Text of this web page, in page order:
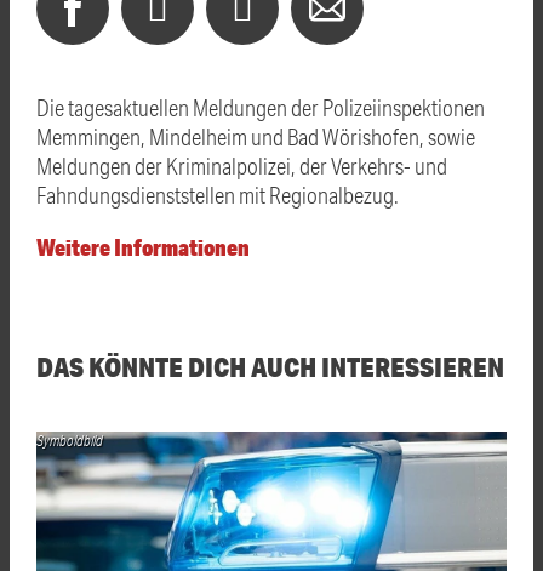
Die tagesaktuellen Meldungen der Polizeiinspektionen
Memmingen, Mindelheim und Bad Wörishofen, sowie
Meldungen der Kriminalpolizei, der Verkehrs- und
Fahndungsdienststellen mit Regionalbezug.
Weitere Informationen
DAS KÖNNTE DICH AUCH INTERESSIEREN
Symboldbild